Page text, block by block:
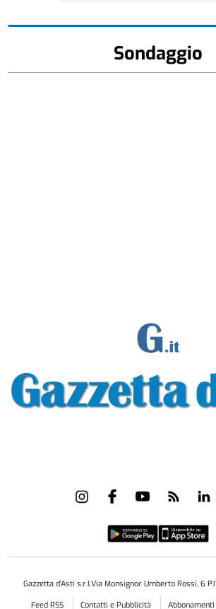
Sondaggio
Gazzetta d'Asti s.r.l.Via Monsignor Umberto Rossi, 6
Feed RSS
Contatti e Pubblicità Abbonamenti